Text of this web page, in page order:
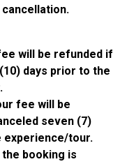
will be refunded if
days prior to the
fee will be
seven (7)
tour.
booking is